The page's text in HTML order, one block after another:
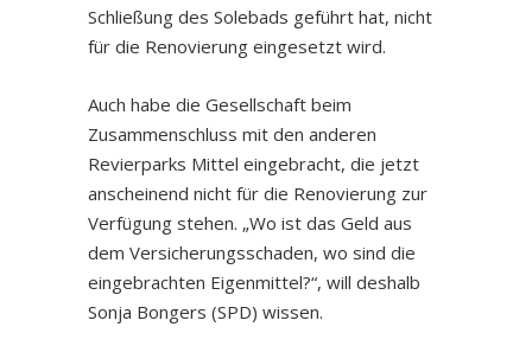
Schließung des Solebads geführt hat, nicht
für die Renovierung eingesetzt wird.
Auch habe die Gesellschaft beim
Zusammenschluss mit den anderen
Revierparks Mittel eingebracht, die jetzt
anscheinend nicht für die Renovierung zur
Verfügung stehen. „Wo ist das Geld aus
dem Versicherungsschaden, wo sind die
eingebrachten Eigenmittel?“, will deshalb
Sonja Bongers (SPD) wissen.